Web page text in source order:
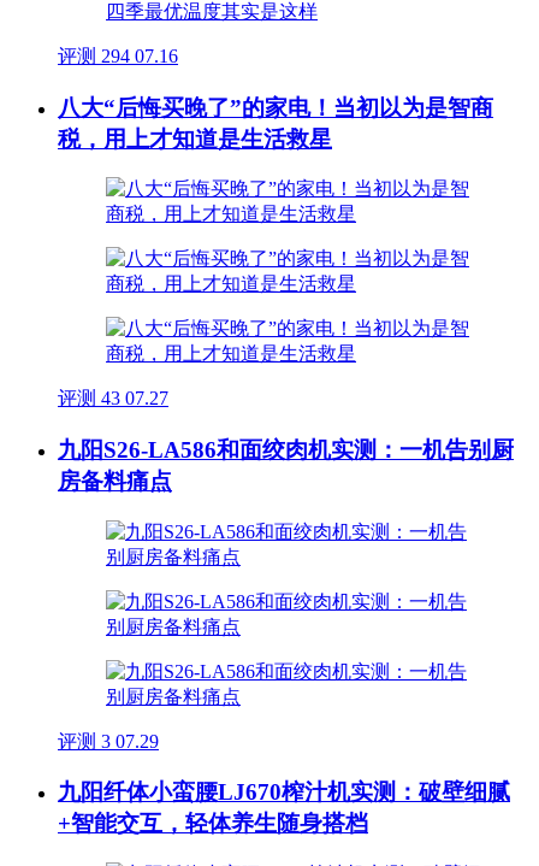
评测 294 07.16
八大“后悔买晚了”的家电！当初以为是智商
税，用上才知道是生活救星
评测 43 07.27
九阳S26-LA586和面绞肉机实测：一机告别厨
房备料痛点
评测 3 07.29
九阳纤体小蛮腰LJ670榨汁机实测：破壁细腻
+智能交互，轻体养生随身搭档